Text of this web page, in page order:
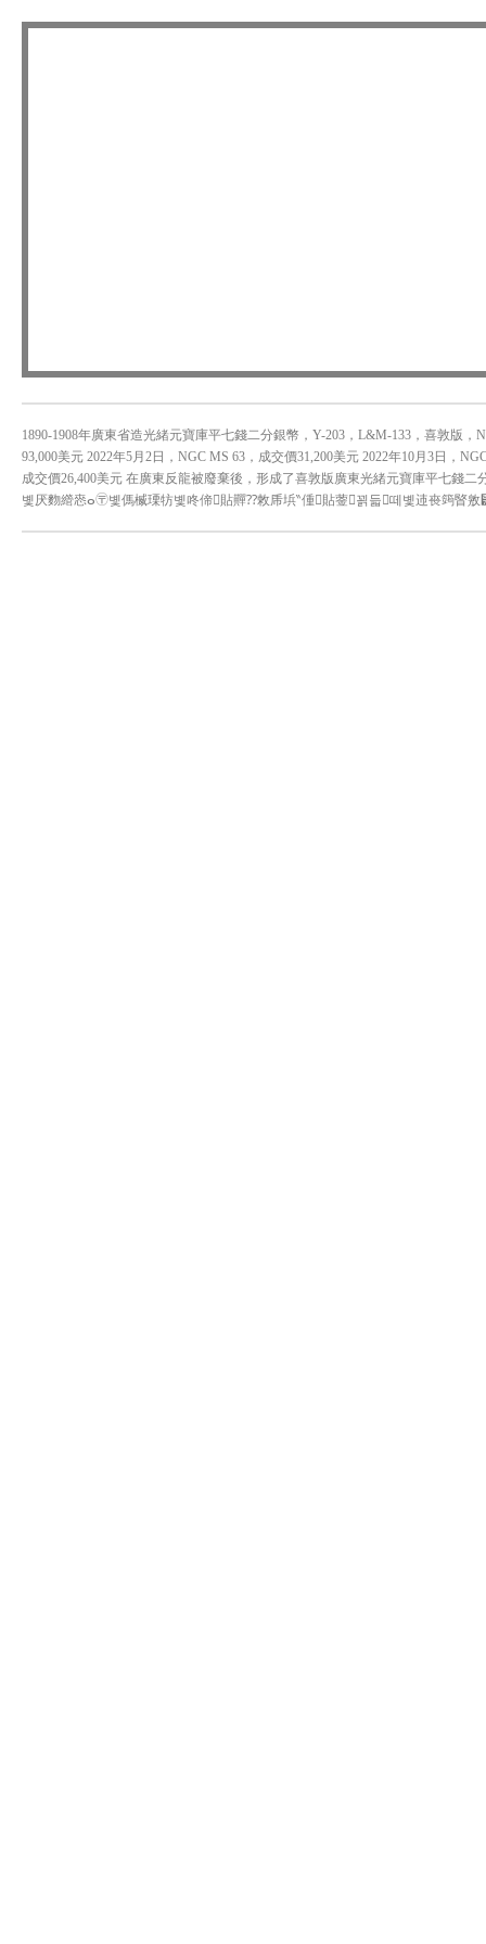
1890-1908年廣東省造光緒元寶庫平七錢二分銀幣，Y-203，L&M-133，喜敦版，
93,000美元 2022年5月2日，NGC MS 63，成交價31,200美元 2022年10月3日，
成交價26,400美元 在廣東反龍被廢棄後，形成了喜敦版廣東光緒元寶庫平七錢
볯厌䴯䌣㤲ⴰ〶볯傌楲瑮牥볯咚偙貼䵐⁇敇⁭乕㙃‶偅貼蓥꾉듧떼볯䢌䘮䈮睯